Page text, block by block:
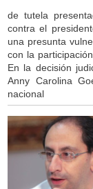
de tutela
contra el
una presunta
con la
En la decisión
Anny Carolina
nacional